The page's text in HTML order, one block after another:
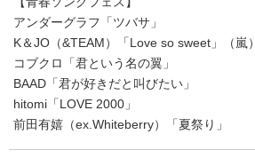
アンダーグラフ「ツバサ」
K＆JO（&TEAM）「Love so sweet」（嵐）
コブクロ「君という名の翼」
BAAD「君が好きだと叫びたい」
hitomi「LOVE 2000」
前田有嬉（ex.Whiteberry）「夏祭り」